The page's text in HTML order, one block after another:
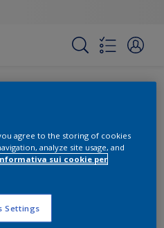
ai nostri contenuti e
per tutti i nostri visitatori.
guida sull'accessibilità dei
alternativi ove necessario.
agree to the storing of cookies
analyze site usage, and
sui cookie per
Settings